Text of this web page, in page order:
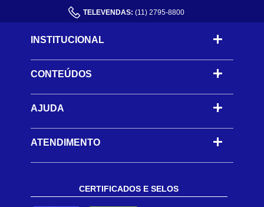
TELEVENDAS: (11) 2795-8800
INSTITUCIONAL
CONTEÚDOS -
AJUDA -
ATENDIMENTO
CERTIFICADOS E SELOS